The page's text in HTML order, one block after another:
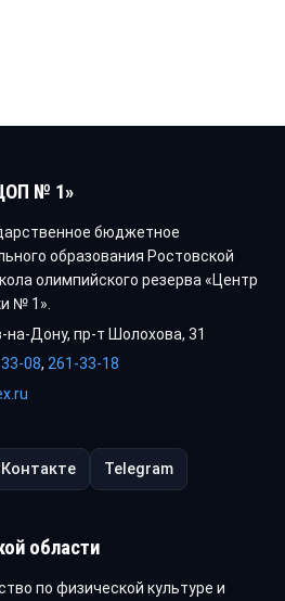
№ 1»
бюджетное
образования Ростовской
олимпийского резерва «Центр
№ 1».
на-Дону, пр-т Шолохова, 31
08, 261-33-18
Telegram
области
по физической культуре и